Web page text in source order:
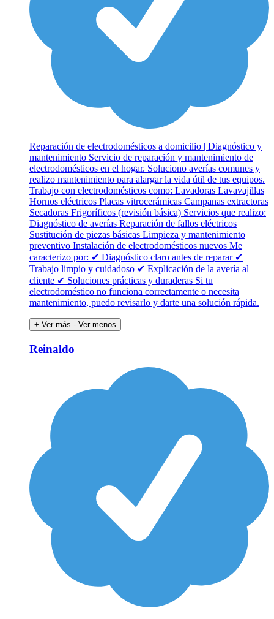
Reparación de electrodomésticos a domicilio | Diagnóstico y
mantenimiento Servicio de reparación y mantenimiento de
electrodomésticos en el hogar. Soluciono averías comunes y
realizo mantenimiento para alargar la vida útil de tus equipos.
Trabajo con electrodomésticos como: Lavadoras Lavavajillas
Hornos eléctricos Placas vitrocerámicas Campanas extractoras
Secadoras Frigoríficos (revisión básica) Servicios que realizo:
Diagnóstico de averías Reparación de fallos eléctricos
Sustitución de piezas básicas Limpieza y mantenimiento
preventivo Instalación de electrodomésticos nuevos Me
caracterizo por: ✔ Diagnóstico claro antes de reparar ✔
Trabajo limpio y cuidadoso ✔ Explicación de la avería al
cliente ✔ Soluciones prácticas y duraderas Si tu
electrodoméstico no funciona correctamente o necesita
mantenimiento, puedo revisarlo y darte una solución rápida.
+ Ver más - Ver menos
Reinaldo